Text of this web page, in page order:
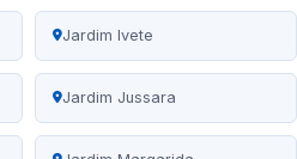
Jardim Ivete
Jardim Jussara